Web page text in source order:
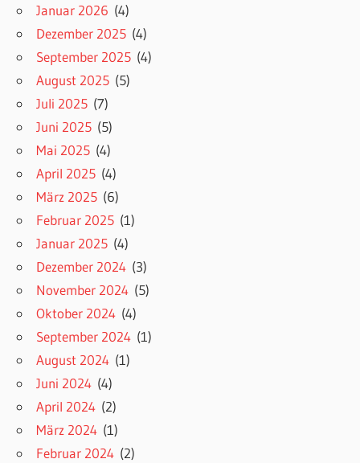
Januar 2026 (4)
Dezember 2025 (4)
September 2025 (4)
August 2025 (5)
Juli 2025 (7)
Juni 2025 (5)
Mai 2025 (4)
April 2025 (4)
März 2025 (6)
Februar 2025 (1)
Januar 2025 (4)
Dezember 2024 (3)
November 2024 (5)
Oktober 2024 (4)
September 2024 (1)
August 2024 (1)
Juni 2024 (4)
April 2024 (2)
März 2024 (1)
Februar 2024 (2)